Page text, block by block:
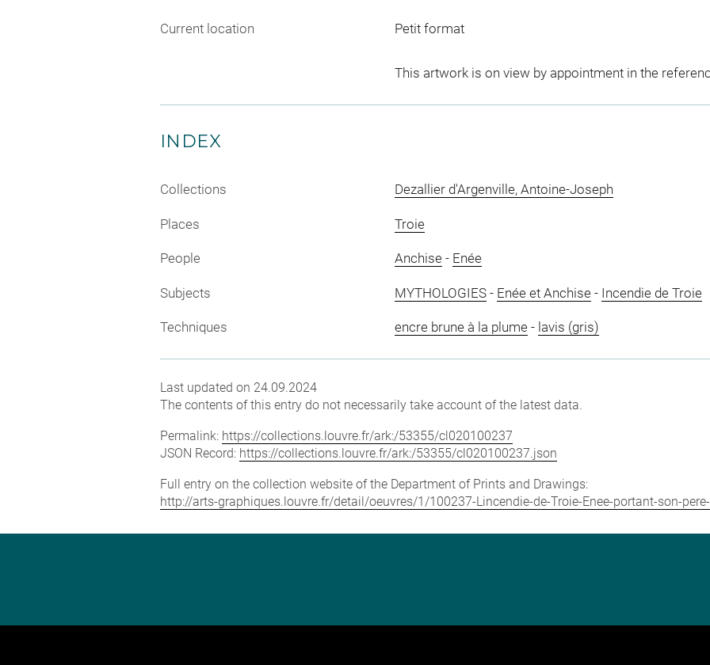
Current location Petit format
This artwork is on view by appointment in the
INDEX
Collections Dezallier d'Argenville, Antoine-Joseph
Places Troie
People Anchise- Enée
Subjects MYTHOLOGIES- Enée et Anchise- Incendie de Troie
Techniques encre brune à la plume- lavis (gris)
Last updated on 24.09.2024
The contents of this entry do not necessarily take account of the latest data.
Permalink: https://collections.louvre.fr/ark:/53355/cl020100237
JSON Record: https://collections.louvre.fr/ark:/53355/cl020100237.json
Full entry on the collection website of the Department of Prints and Drawings:
http://arts-graphiques.louvre.fr/detail/oeuvres/1/100237-Lincendie-de-Troie-Enee-portant-son-